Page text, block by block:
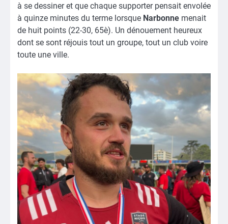
à se dessiner et que chaque supporter pensait envolée
à quinze minutes du terme lorsque Narbonne menait
de huit points (22-30, 65è). Un dénouement heureux
dont se sont réjouis tout un groupe, tout un club voire
toute une ville.